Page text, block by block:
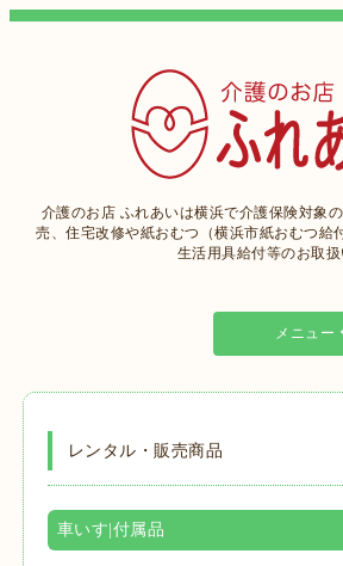
介護のお店 ふれあいは横浜で介護保険対象
売、住宅改修や紙おむつ（横浜市紙おむつ給
生活用具給付等のお取扱
メニュー
レンタル・販売商品
車いす|付属品